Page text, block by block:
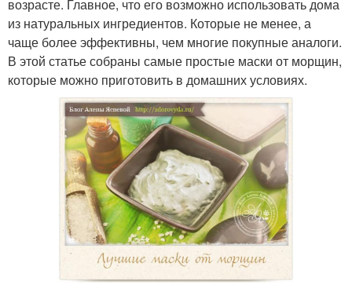
возрасте. Главное, что его возможно использовать дома
из натуральных ингредиентов. Которые не менее, а
чаще более эффективны, чем многие покупные аналоги.
В этой статье собраны самые простые маски от морщин,
которые можно приготовить в домашних условиях.